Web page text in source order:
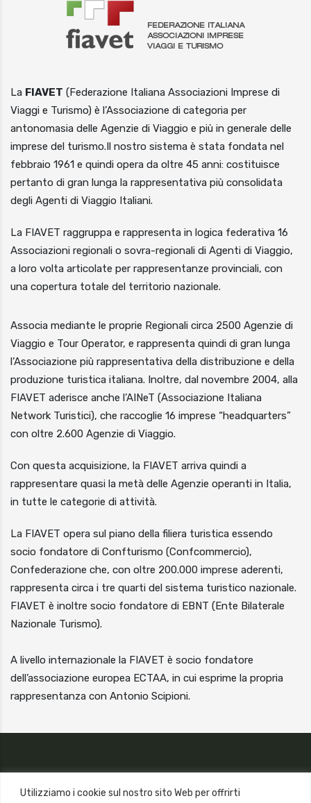
Utilizziamo i cookie sul nostro sito Web per offrirti
La FIAVET (Federazione Italiana Associazioni Imprese di
Viaggi e Turismo) è l’Associazione di categoria per
antonomasia delle Agenzie di Viaggio e più in generale delle
imprese del turismo.Il nostro sistema è stata fondata nel
febbraio 1961 e quindi opera da oltre 45 anni: costituisce
pertanto di gran lunga la rappresentativa più consolidata
degli Agenti di Viaggio Italiani.
La FIAVET raggruppa e rappresenta in logica federativa 16
Associazioni regionali o sovra-regionali di Agenti di Viaggio,
a loro volta articolate per rappresentanze provinciali, con
una copertura totale del territorio nazionale.
Associa mediante le proprie Regionali circa 2500 Agenzie di
Viaggio e Tour Operator, e rappresenta quindi di gran lunga
l’Associazione più rappresentativa della distribuzione e della
produzione turistica italiana. Inoltre, dal novembre 2004, alla
FIAVET aderisce anche l’AINeT (Associazione Italiana
Network Turistici), che raccoglie 16 imprese “headquarters”
con oltre 2.600 Agenzie di Viaggio.
Con questa acquisizione, la FIAVET arriva quindi a
rappresentare quasi la metà delle Agenzie operanti in Italia,
in tutte le categorie di attività.
La FIAVET opera sul piano della filiera turistica essendo
socio fondatore di Confturismo (Confcommercio),
Confederazione che, con oltre 200.000 imprese aderenti,
rappresenta circa i tre quarti del sistema turistico nazionale.
FIAVET è inoltre socio fondatore di EBNT (Ente Bilaterale
Nazionale Turismo).
A livello internazionale la FIAVET è socio fondatore
dell’associazione europea ECTAA, in cui esprime la propria
rappresentanza con Antonio Scipioni.